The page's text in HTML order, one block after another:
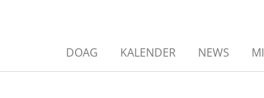
DOAG KALENDER NEWS